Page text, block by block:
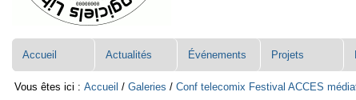
Accueil Actualités Événements Projets
Vous êtes ici : Accueil /Galeries /Conf telecomix Festival ACCES